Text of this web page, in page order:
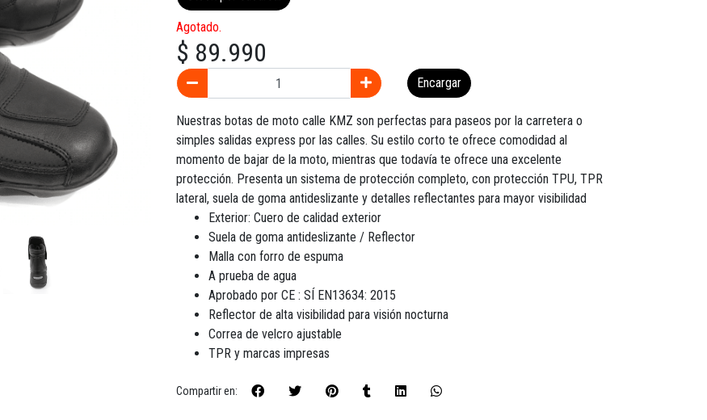
Agotado.
$ 89.990
Encargar
Nuestras botas de moto calle KMZ son perfectas para paseos por la carretera o
simples salidas express por las calles. Su estilo corto te ofrece comodidad al
momento de bajar de la moto, mientras que todavía te ofrece una excelente
protección. Presenta un sistema de protección completo, con protección TPU, TPR
lateral, suela de goma antideslizante y detalles reflectantes para mayor visibilidad
Exterior: Cuero de calidad exterior
Suela de goma antideslizante / Reflector
Malla con forro de espuma
A prueba de agua
Aprobado por CE : SÍ EN13634: 2015
Reflector de alta visibilidad para visión nocturna
Correa de velcro ajustable
TPR y marcas impresas
Compartir en: